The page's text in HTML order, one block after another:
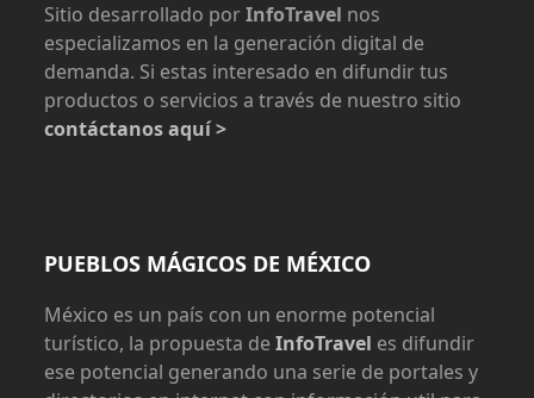
Sitio desarrollado porInfoTravel nos
especializamos en la generación digital de
demanda. Si estas interesado en difundir tus
productos o servicios a través de nuestro sitio
contáctanos aquí >
PUEBLOS MÁGICOS DE MÉXICO
México es un país con un enorme potencial
turístico, la propuesta deInfoTravel es difundir
ese potencial generando una serie de portales y